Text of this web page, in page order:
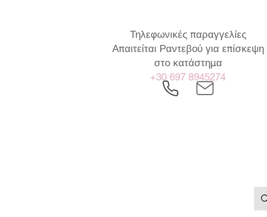
Τηλεφωνικές παραγγελίες
Απαιτείται Ραντεβού για επίσκεψη
στο κατάστημα
+30 697 8945274